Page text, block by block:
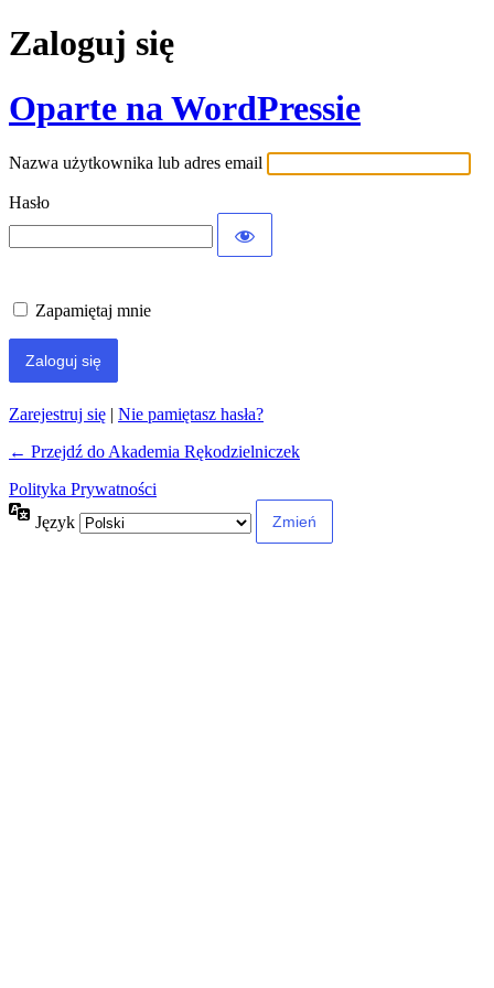
Zaloguj się
Oparte na WordPressie
Nazwa użytkownika lub adres email
Hasło
Zapamiętaj mnie
Zarejestruj się | Nie pamiętasz hasła?
← Przejdź do Akademia Rękodzielniczek
Polityka Prywatności
Język